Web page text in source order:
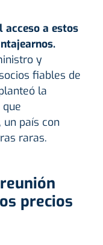
acceso a estos
y
fiables de
la
país con
raras.
precios